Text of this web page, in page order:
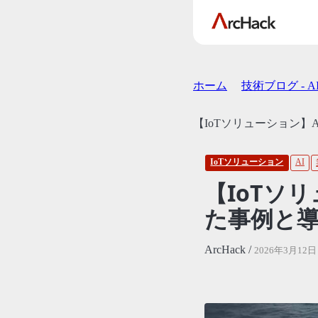
ホーム 技術ブログ -
【IoTソリューション
IoTソリューション AI
【IoTソ
た事例と
ArcHack / 2026年3月12日